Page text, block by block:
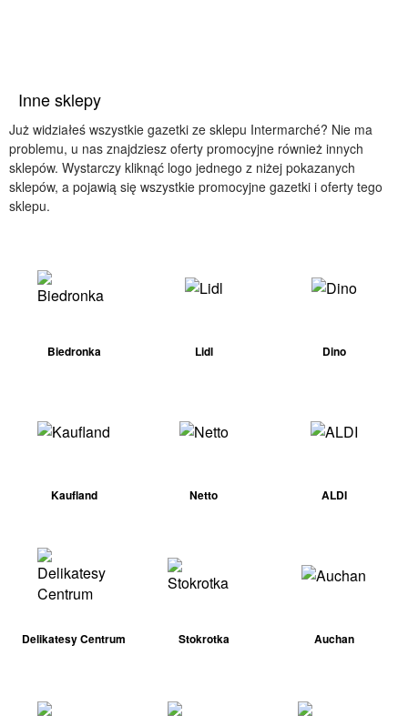
Inne sklepy
Już widziałeś wszystkie gazetki ze sklepu Intermarché? Nie ma
problemu, u nas znajdziesz oferty promocyjne również innych
sklepów. Wystarczy kliknąć logo jednego z niżej pokazanych
sklepów, a pojawią się wszystkie promocyjne gazetki i oferty tego
sklepu.
Biedronka Lidl Dino
Kaufland Netto ALDI
Delikatesy Centrum Stokrotka Auchan